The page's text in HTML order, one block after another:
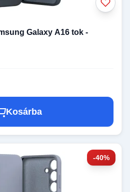
Galaxy A16 tok -
Kosárba
-40%